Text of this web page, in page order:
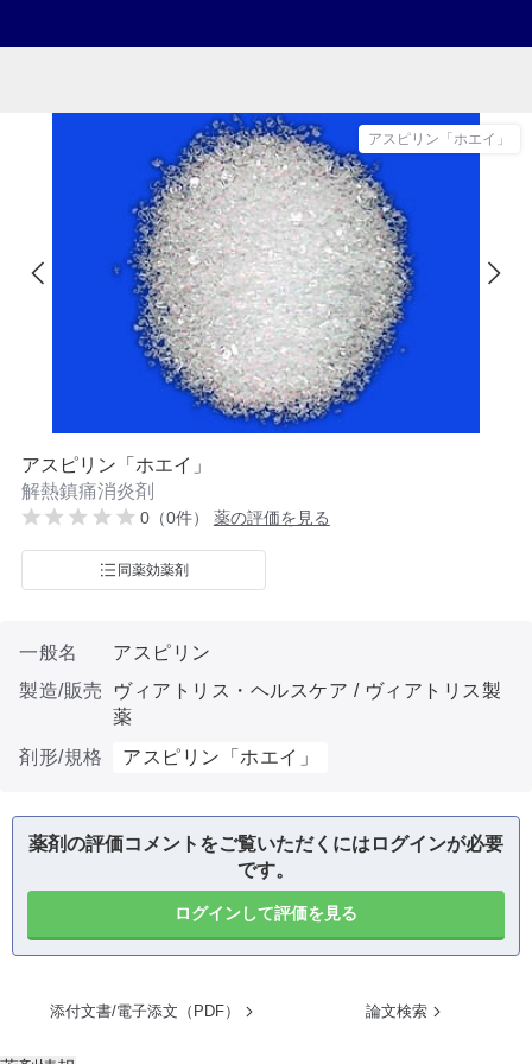
アスピリン「ホエイ」
アスピリン「ホエイ」
解熱鎮痛消炎剤
0（0件） 薬の評価を見る
同薬効薬剤
一般名
アスピリン
製造/販売
ヴィアトリス・ヘルスケア / ヴィアトリス製
薬
剤形/規格
アスピリン「ホエイ」
薬剤の評価コメントをご覧いただくにはログインが必要
です。
ログインして評価を見る
添付文書/電子添文（PDF） 論文検索